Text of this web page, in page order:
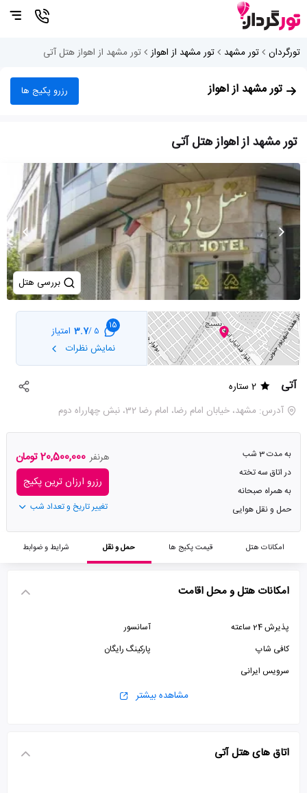
تورگردان تور مشهد تور مشهد از اهواز تور مشهد از اهواز هتل آتی
تور مشهد از اهواز رزرو پکیج ها
تور مشهد از اهواز هتل آتی
بررسی هتل
15
5 /
3.7 امتیاز
نمایش نظرات
آتی
2 ستاره
آدرس: مشهد، خیابان امام رضا، امام رضا 32، نبش چهارراه دوم
به مدت 3 شب
در اتاق سه تخته
به همراه صبحانه
حمل و نقل هوایی
هرنفر 20,500,000 تومان
رزرو ارزان ترین پکیج
تغییر تاریخ و تعداد شب
امکانات هتل قیمت پکیج ها حمل و نقل شرایط و ضوابط
امکانات هتل و محل اقامت
پذیرش 24 ساعته
آسانسور
کافی شاپ
پارکینگ رایگان
سرویس ایرانی
مشاهده بیشتر
اتاق های هتل آتی